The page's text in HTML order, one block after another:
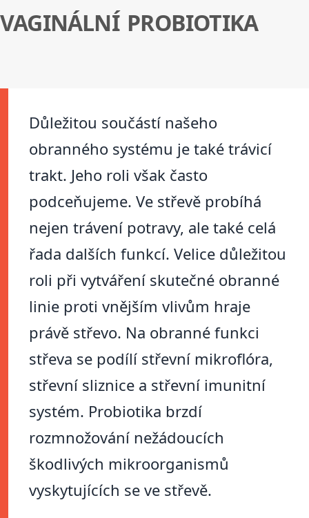
VAGINÁLNÍ PROBIOTIKA
Důležitou součástí našeho
obranného systému je také trávicí
trakt. Jeho roli však často
podceňujeme. Ve střevě probíhá
nejen trávení potravy, ale také celá
řada dalších funkcí. Velice důležitou
roli při vytváření skutečné obranné
linie proti vnějším vlivům hraje
právě střevo. Na obranné funkci
střeva se podílí střevní mikroflóra,
střevní sliznice a střevní imunitní
systém. Probiotika brzdí
rozmnožování nežádoucích
škodlivých mikroorganismů
vyskytujících se ve střevě.